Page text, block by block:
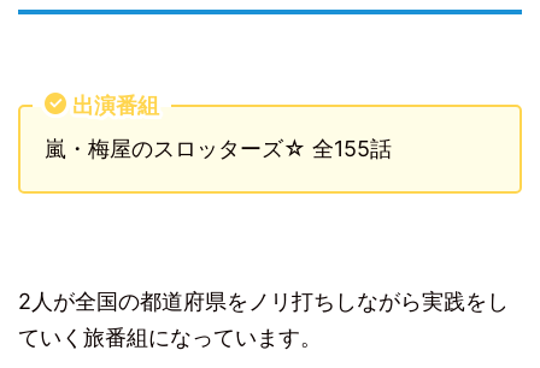
出演番組
嵐・梅屋のスロッターズ☆ 全155話
2人が全国の都道府県をノリ打ちしながら実践をし
ていく旅番組になっています。